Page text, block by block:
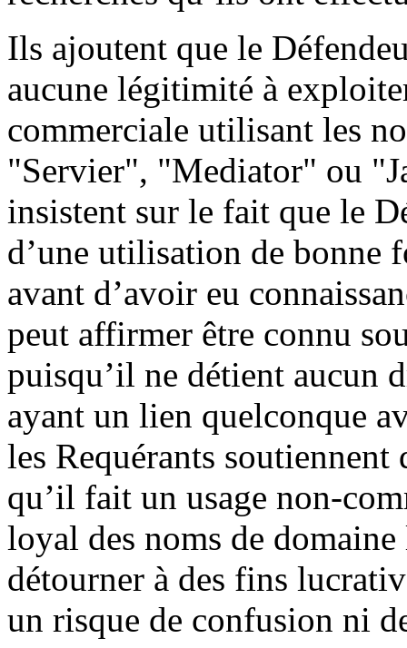
Ils ajoutent que le
aucune légitimité à
commerciale utilisant les
"Servier", "Mediator" ou
insistent sur le fait que le
d’une utilisation de bonne
avant d’avoir eu
peut affirmer être connu
puisqu’il ne détient aucun
ayant un lien quelconque
les Requérants
qu’il fait un usage non-
loyal des noms de
détourner à des fins
un risque de confusion ni